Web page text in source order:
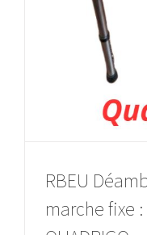
RBEU
marche fixe :